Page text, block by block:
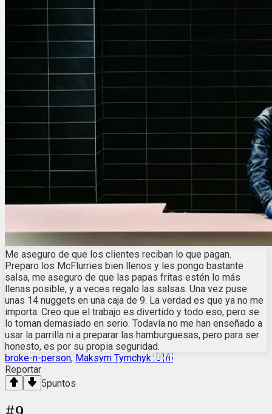
Me aseguro de que los clientes reciban lo que pagan.
Preparo los McFlurries bien llenos y les pongo bastante
salsa, me aseguro de que las papas fritas estén lo más
llenas posible, y a veces regalo las salsas. Una vez puse
unas 14 nuggets en una caja de 9. La verdad es que ya no me
importa. Creo que el trabajo es divertido y todo eso, pero se
lo toman demasiado en serio. Todavía no me han enseñado a
usar la parrilla ni a preparar las hamburguesas, pero para ser
honesto, es por su propia seguridad.
broke-n-person, Maksym Tymchyk 🇺🇦
Reportar
5puntos